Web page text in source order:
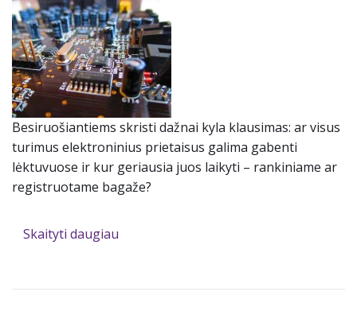
Besiruošiantiems skristi dažnai kyla klausimas: ar visus
turimus elektroninius prietaisus galima gabenti
lėktuvuose ir kur geriausia juos laikyti – rankiniame ar
registruotame bagaže?
Skaityti daugiau